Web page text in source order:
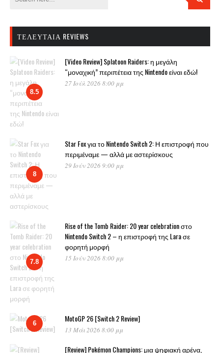
ΤΕΛΕΥΤΑΊΑ REVIEWS
8.5
[Video Review] Splatoon Raiders: η μεγάλη
“μοναχική” περιπέτεια της Nintendo είναι εδώ!
27 Ιούλ 2026 8:00 μμ
8
Star Fox για το Nintendo Switch 2: Η επιστροφή που
περιμέναμε — αλλά με αστερίσκους
29 Ιούν 2026 9:00 μμ
7.8
Rise of the Tomb Raider: 20 year celebration στο
Nintendo Switch 2 – η επιστροφή της Lara σε
φορητή μορφή
15 Ιούν 2026 8:00 μμ
6 MotoGP 26 [Switch 2 Review]
13 Μάι 2026 8:00 μμ
[Review] Pokémon Champions: μια ψηφιακή αρένα,